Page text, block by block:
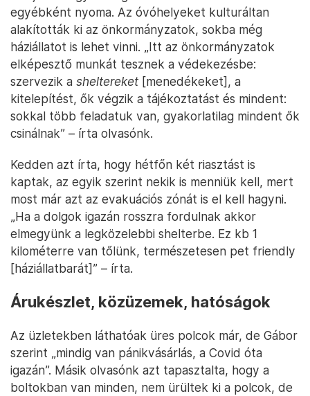
egyébként nyoma. Az óvóhelyeket kulturáltan
alakították ki az önkormányzatok, sokba még
háziállatot is lehet vinni. „Itt az önkormányzatok
elképesztő munkát tesznek a védekezésbe:
szervezik a sheltereket [menedékeket], a
kitelepítést, ők végzik a tájékoztatást és mindent:
sokkal több feladatuk van, gyakorlatilag mindent ők
csinálnak” – írta olvasónk.
Kedden azt írta, hogy hétfőn két riasztást is
kaptak, az egyik szerint nekik is menniük kell, mert
most már azt az evakuációs zónát is el kell hagyni.
„Ha a dolgok igazán rosszra fordulnak akkor
elmegyünk a legközelebbi shelterbe. Ez kb 1
kilométerre van tőlünk, természetesen pet friendly
[háziállatbarát]” – írta.
Árukészlet, közüzemek, hatóságok
Az üzletekben láthatóak üres polcok már, de Gábor
szerint „mindig van pánikvásárlás, a Covid óta
igazán”. Másik olvasónk azt tapasztalta, hogy a
boltokban van minden, nem ürültek ki a polcok, de